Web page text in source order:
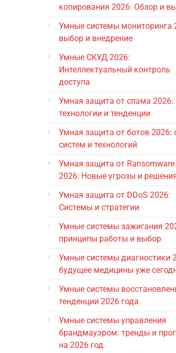
копирования 2026: Обзор и
Умные системы мониторинга
выбор и внедрение
Умные СКУД 2026:
Интеллектуальный контроль
доступа
Умная защита от спама 2026:
технологии и тенденции
Умная защита от ботов 2026:
систем и технологий
Умная защита от Ransomware
2026: Новые угрозы и
Умная защита от DDoS 2026:
Системы и стратегии
Умные системы зажигания
принципы работы и выбор
Умные системы диагностики
будущее медицины уже
Умные системы
тенденции 2026 года
Умные системы управления
брандмауэром: тренды и
на 2026 год